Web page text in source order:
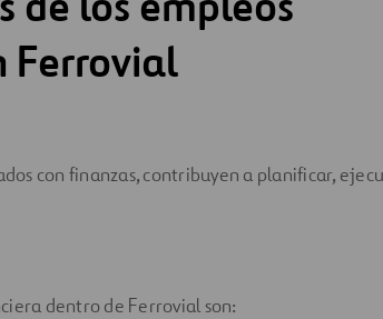
Ferrovial
con finanzas, contribuyen a planificar,
dentro de Ferrovial son: